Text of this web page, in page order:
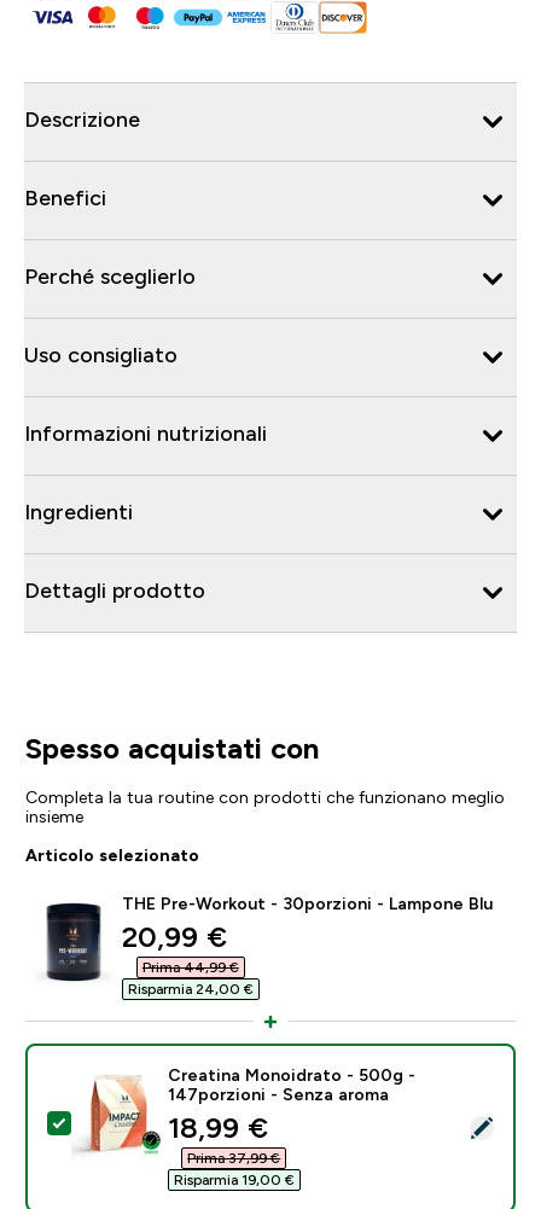
Descrizione
Benefici
Perché sceglierlo
Uso consigliato
Informazioni nutrizionali
Ingredienti
Dettagli prodotto
Spesso acquistati con
Completa la tua routine con prodotti che funzionano meglio
insieme
Articolo selezionato
THE Pre-Workout - 30porzioni - Lampone Blu
discounted price
20,99 €‎
Prima 44,99 €‎
Risparmia 24,00 €‎
Seleziona questo prodotto - Creatina Monoidrato -
Creatina Monoidrato - 500g -
147porzioni - Senza aroma
discounted price
18,99 €‎
Prima 37,99 €‎
Risparmia 19,00 €‎